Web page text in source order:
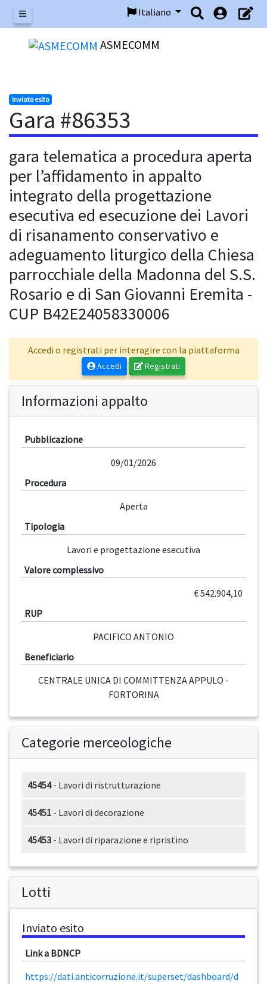
Menu
Italiano
ASMECOMM
Inviato esito
Gara #86353
gara telematica a procedura aperta
per l’affidamento in appalto
integrato della progettazione
esecutiva ed esecuzione dei Lavori
di risanamento conservativo e
adeguamento liturgico della Chiesa
parrocchiale della Madonna del S.S.
Rosario e di San Giovanni Eremita -
CUP B42E24058330006
Accedi o registrati per interagire con la piattaforma
Accedi Registrati
Informazioni appalto
Pubblicazione
09/01/2026
Procedura
Aperta
Tipologia
Lavori e progettazione esecutiva
Valore complessivo
€ 542.904,10
RUP
PACIFICO ANTONIO
Beneficiario
CENTRALE UNICA DI COMMITTENZA APPULO -
FORTORINA
Categorie merceologiche
45454- Lavori di ristrutturazione
45451 - Lavori di decorazione
45453 - Lavori di riparazione e ripristino
Lotti
Inviato esito
Link a BDNCP
https://dati.anticorruzione.it/superset/dashboard/d